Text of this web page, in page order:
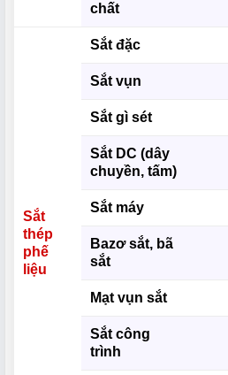
chất
Sắt
thép
phế
liệu
Sắt đặc
Sắt vụn
Sắt gì sét
Sắt DC (dây
chuyền, tấm)
Sắt máy
Bazơ sắt, bã
sắt
Mạt vụn sắt
Sắt công
trình